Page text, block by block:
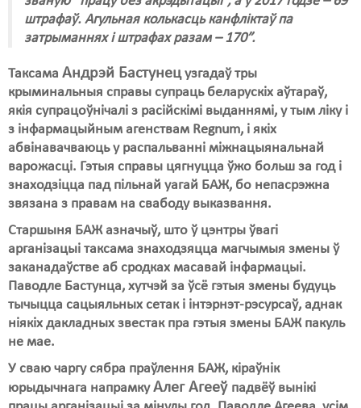
штрафаў. Агульная колькасць канфліктаў па
затрыманнях і штрафах разам – 170”.
Таксама Андрэй Бастунецузгадаў тры
крыминальныя справы супраць беларускіх аўтараў,
якія супрацоўнічалі з расійскімі выданнямі, у тым ліку і
з інфармацыйным агенствам Regnum, і якіх
абвінавачваюць у распальванні міжнацыянальнай
варожасці. Гэтыя справы цягнуцца ўжо больш за год і
знаходзіцца пад пільнай уагай БАЖ, бо непасрэжна
звязана з правам на свабоду выказвання.
Старшыня БАЖ азначыў, што ў цэнтры ўвагі
арганізацыі таксама знаходзяцца магчымыя змены ў
заканадаўстве аб сродках масавай інфармацыі.
Паводле Бастунца, хутчэй за ўсё гэтыя змены будуць
тычыцца сацыяльных сетак і інтэрнэт-рэсурсаў, аднак
ніякіх дакладных звестак пра гэтыя змены БАЖ пакуль
не мае.
У сваю чаргу сябра праўлення БАЖ, кіраўнік
юрыдычнага напрамкуАлег Агееў падвёў вынікі